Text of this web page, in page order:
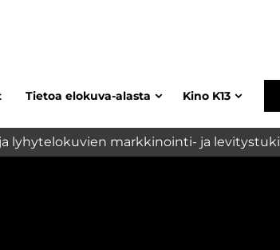
Tietoa elokuva-alasta Kino K13
lyhytelokuvien markkinointi- ja levitystuki